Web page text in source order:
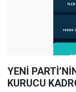
YENİ
KURUCU